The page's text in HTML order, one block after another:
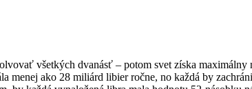
všetkých dvanásť – potom svet získa
menej ako 28 miliárd libier ročne, no každá by